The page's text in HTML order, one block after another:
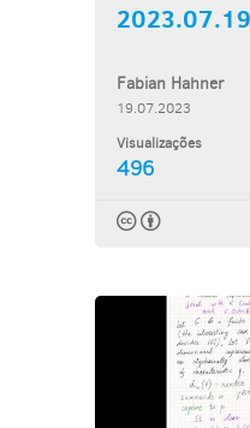
Fabian Hahner
19.07.2023
Visualizações
496